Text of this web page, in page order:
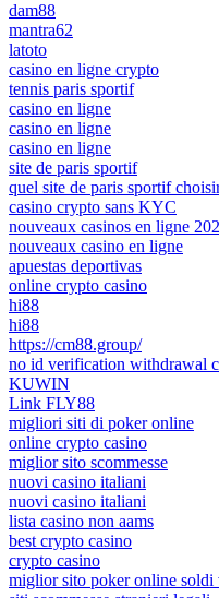
dam88
mantra62
latoto
casino en ligne crypto
tennis paris sportif
casino en ligne
casino en ligne
casino en ligne
site de paris sportif
quel site de paris sportif
casino crypto sans KYC
nouveaux casinos en ligne
nouveaux casino en ligne
apuestas deportivas
online crypto casino
hi88
hi88
https://cm88.group/
no id verification withdrawal
KUWIN
Link FLY88
migliori siti di poker online
online crypto casino
miglior sito scommesse
nuovi casino italiani
nuovi casino italiani
lista casino non aams
best crypto casino
crypto casino
miglior sito poker online soldi